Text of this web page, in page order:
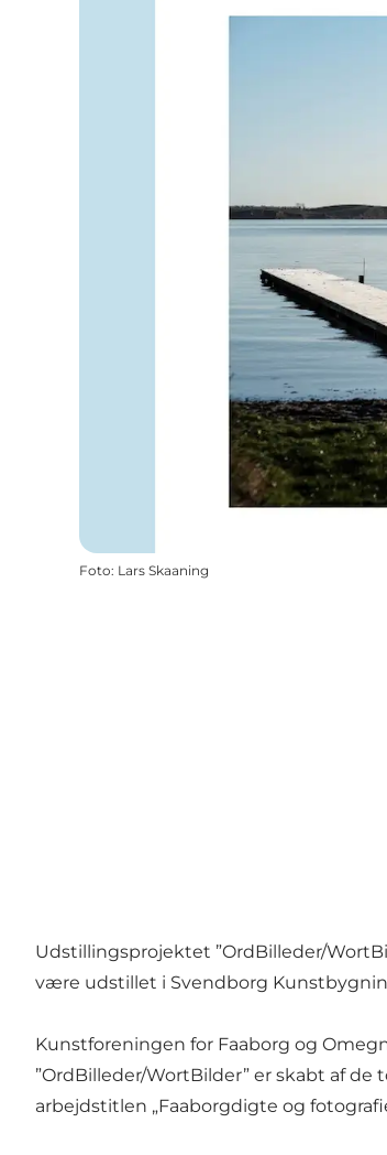
Foto: Lars Skaaning
Udstillingsprojektet ”OrdBilleder/
være udstillet i Svendborg
Kunstforeningen for Faaborg og
”OrdBilleder/WortBilder” er skabt af
arbejdstitlen „Faaborgdigte og